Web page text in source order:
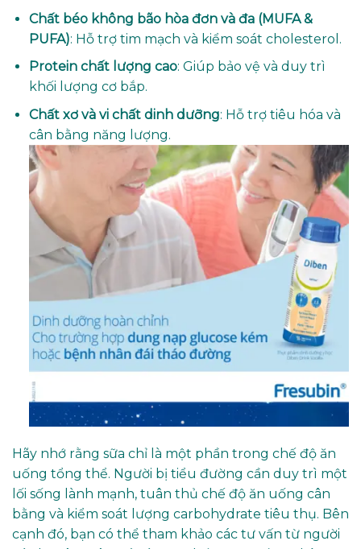
Chất béo không bão hòa đơn và đa (MUFA &
PUFA): Hỗ trợ tim mạch và kiểm soát cholesterol.
Protein chất lượng cao: Giúp bảo vệ và duy trì
khối lượng cơ bắp.
Chất xơ và vi chất dinh dưỡng: Hỗ trợ tiêu hóa và
cân bằng năng lượng.
Hãy nhớ rằng sữa chỉ là một phần trong chế độ ăn
uống tổng thể. Người bị tiểu đường cần duy trì một
lối sống lành mạnh, tuân thủ chế độ ăn uống cân
bằng và kiểm soát lượng carbohydrate tiêu thụ. Bên
cạnh đó, bạn có thể tham khảo các tư vấn từ người